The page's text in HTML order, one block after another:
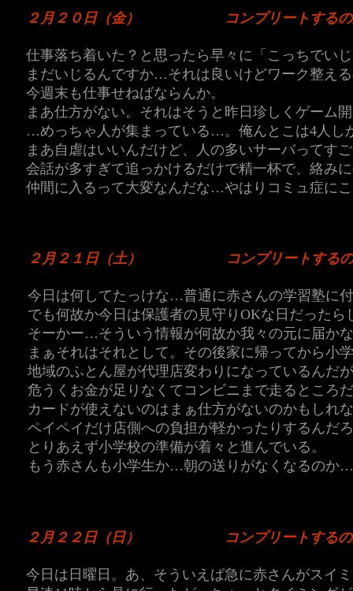
２月２０日（金） コンプリートする
仕事落ち着いた？と思ったら早々に「こっちでい
まだいじるんですか…それは良いけどワーク整え
今週末も仕事せねばならんか。
まあ仕方がない。それはそうと昨日珍しくゲーム
…めっちゃ人が集まっている…。俺んとこは4人し
まあ自虐はいいんだけど、人の多いサーバってす
会話が多すぎて追っかけるだけで精一杯で、絡み
仲間に入るって大変なんだな…やはりコミュ症に
２月２１日（土） コンプリートする
今日は何してたっけな…普通に赤さんの学習塾に
でも何故か今日は保護者の見守りOKな日だった
そーかー…そういう情報が何故か我々の元に届か
まぁそれはそれとして。その後家に帰ってから小
地域のふとん屋が代理店変わりになっているんだ
危うくお金が足りなくてコンビニまで走るところ
カードが使えないのはまぁ仕方がないのかもしれ
ペイペイだけ店側への負担が軽かったりするんだ
とりあえず小学校の準備が着々と進んでいる。
もう赤さんも小学生か…朝の送りがなくなるの
２月２２日（日） コンプリートする
今日は日曜日。あ、そういえば急に赤さんがスイ